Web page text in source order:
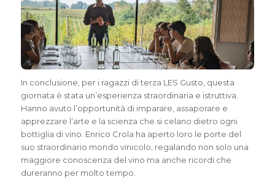
In conclusione, per i ragazzi di terza LES Gusto, questa
giornata è stata un’esperienza straordinaria e istruttiva.
Hanno avuto l’opportunità di imparare, assaporare e
apprezzare l’arte e la scienza che si celano dietro ogni
bottiglia di vino. Enrico Crola ha aperto loro le porte del
suo straordinario mondo vinicolo, regalando non solo una
maggiore conoscenza del vino ma anche ricordi che
dureranno per molto tempo.